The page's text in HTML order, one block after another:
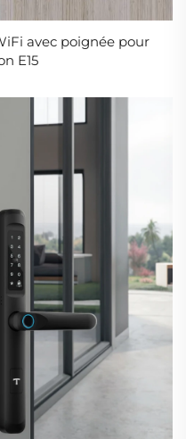
avec poignée pour
E15